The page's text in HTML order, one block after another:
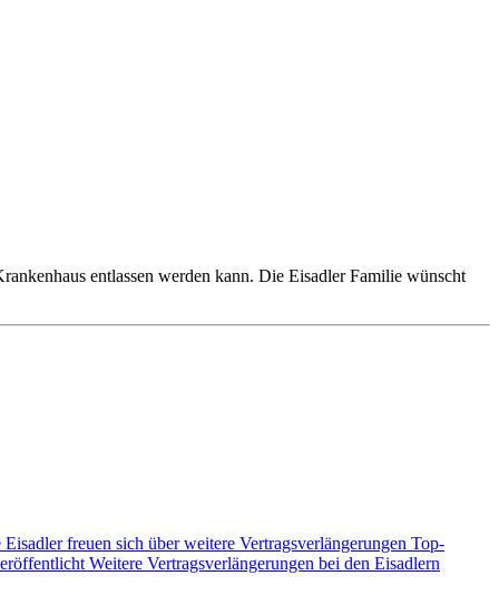
entlassen werden kann. Die Eisadler Familie wünscht
Eisadler freuen sich über weitere Vertragsverlängerungen Top-
Weitere Vertragsverlängerungen bei den Eisadlern